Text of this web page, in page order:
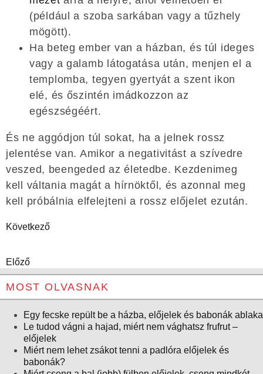
(például a szoba sarkában vagy a tűzhely
mögött).
Ha beteg ember van a házban, és túl ideges
vagy a galamb látogatása után, menjen el a
templomba, tegyen gyertyát a szent ikon
elé, és őszintén imádkozzon az
egészségéért.
És ne aggódjon túl sokat, ha a jelnek rossz
jelentése van. Amikor a negativitást a szívedre
veszed, beengeded az életedbe. Kezdenimeg
kell váltania magát a hírnöktől, és azonnal meg
kell próbálnia elfelejteni a rossz előjelet ezután.
Következő
Előző
MOST OLVASNAK
Egy fecske repült be a házba, előjelek és babonák ablaka
Le tudod vágni a hajad, miért nem vághatsz frufrut –
előjelek
Miért nem lehet zsákot tenni a padlóra előjelek és
babonák?